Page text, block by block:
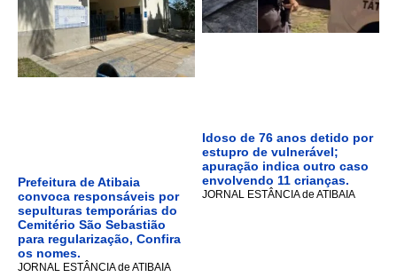
Prefeitura de Atibaia
convoca responsáveis por
sepulturas temporárias do
Cemitério São Sebastião
para regularização, Confira
os nomes.
JORNAL ESTÂNCIA de ATIBAIA
Idoso de 76 anos detido por
estupro de vulnerável;
apuração indica outro caso
envolvendo 11 crianças.
JORNAL ESTÂNCIA de ATIBAIA